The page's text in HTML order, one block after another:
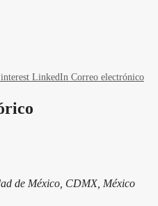
LinkedIn Correo electrónico
de México, CDMX, México